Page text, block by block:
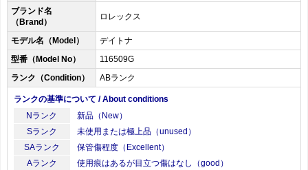
ブランド名
（Brand）
ロレックス
モデル名（Model）
デイトナ
型番（Model No）
116509G
ランク（Condition）
ABランク
ランクの基準について / About conditions
Nランク
新品（New）
Sランク
未使用または極上品（unused）
SAランク
保管傷程度（Excellent）
Aランク
使用痕はあるが目立つ傷はなし（good）